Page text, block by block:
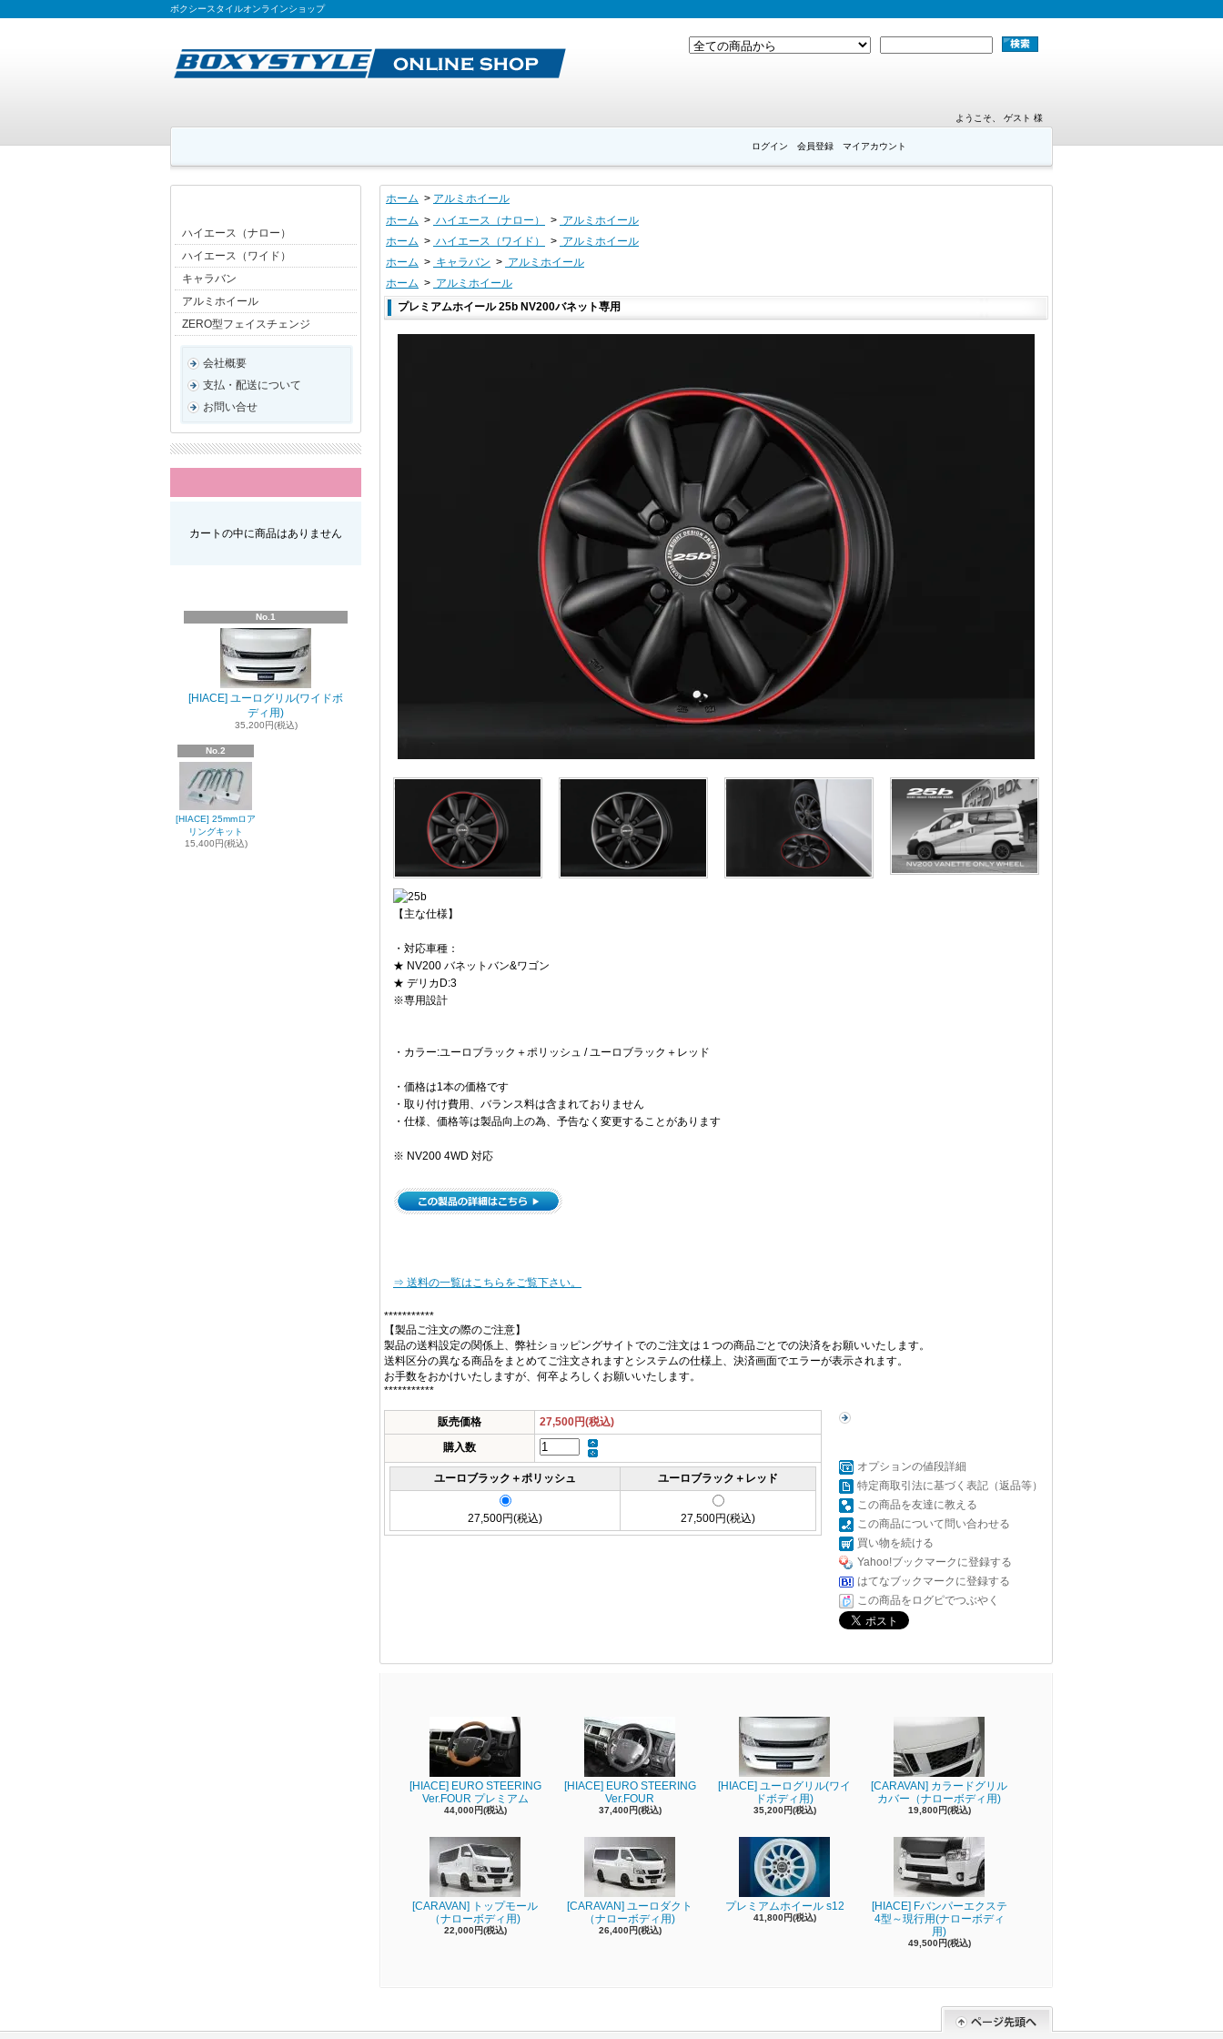
ボクシースタイルオンラインショップ
ようこそ、 ゲスト 様
マイアカウント
会員登録
ログイン
ハイエース（ナロー）
ハイエース（ワイド）
キャラバン
アルミホイール
ZERO型フェイスチェンジ
会社概要
支払・配送について
お問い合せ
カートの中に商品はありません
No.1
[HIACE] ユーログリル(ワイドボ
ディ用)
35,200円(税込)
No.2
[HIACE] 25mmロア
リングキット
15,400円(税込)
ホーム > アルミホイール
ホーム > ハイエース（ナロー） > アルミホイール
ホーム > ハイエース（ワイド） > アルミホイール
ホーム > キャラバン > アルミホイール
ホーム > アルミホイール
プレミアムホイール 25b NV200バネット専用
【主な仕様】
・対応車種：
★ NV200 バネットバン&ワゴン
★ デリカD:3
※専用設計
・カラー:ユーロブラック＋ポリッシュ / ユーロブラック＋レッド
・価格は1本の価格です
・取り付け費用、バランス料は含まれておりません
・仕様、価格等は製品向上の為、予告なく変更することがあります
※ NV200 4WD 対応
⇒ 送料の一覧はこちらをご覧下さい。
***********
【製品ご注文の際のご注意】
製品の送料設定の関係上、弊社ショッピングサイトでのご注文は１つの商品ごとでの決済をお願いいたします。
送料区分の異なる商品をまとめてご注文されますとシステムの仕様上、決済画面でエラーが表示されます。
お手数をおかけいたしますが、何卒よろしくお願いいたします。
***********
販売価格
27,500円(税込)
購入数
ユーロブラック＋ポリッシュ ユーロブラック＋レッド
27,500円(税込) 27,500円(税込)
オプションの値段詳細
特定商取引法に基づく表記（返品等）
この商品を友達に教える
この商品について問い合わせる
買い物を続ける
Yahoo!ブックマークに登録する
はてなブックマークに登録する
この商品をログピでつぶやく
[HIACE] EURO STEERING
Ver.FOUR プレミアム
44,000円(税込)
[HIACE] EURO STEERING
Ver.FOUR
37,400円(税込)
[HIACE] ユーログリル(ワイ
ドボディ用)
35,200円(税込)
[CARAVAN] カラードグリル
カバー（ナローボディ用)
19,800円(税込)
[CARAVAN] トップモール
（ナローボディ用)
22,000円(税込)
[CARAVAN] ユーロダクト
（ナローボディ用)
26,400円(税込)
プレミアムホイール s12
41,800円(税込)
[HIACE] Fバンパーエクステ
4型～現行用(ナローボディ
用)
49,500円(税込)